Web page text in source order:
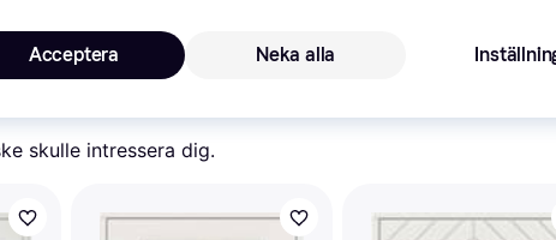
med PriceRunner.
skulle intressera dig.
Neka alla
Acceptera